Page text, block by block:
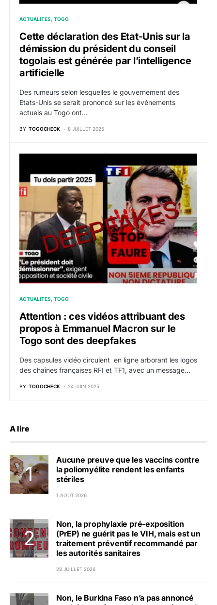
ACTUALITES TOGO
Cette déclaration des Etat-Unis sur la
démission du président du conseil
togolais est générée par l’intelligence
artificielle
Des rumeurs selon lesquelles le gouvernement des
Etats-Unis se serait prononcé sur les événements
actuels au Togo ont…
BY TOGOCHECK 8 JUILLET 2025
ACTUALITES TOGO
Attention : ces vidéos attribuant des
propos à Emmanuel Macron sur le
Togo sont des deepfakes
Des capsules vidéo circulent en ligne arborant les logos
des chaînes françaises RFI et TF1, avec un message…
BY TOGOCHECK 24 JUIN 2025
A lire
Aucune preuve que les vaccins contre
la poliomyélite rendent les enfants
stériles
1 AOÛT 2026
Non, la prophylaxie pré-exposition
(PrEP) ne guérit pas le VIH, mais est un
traitement préventif recommandé par
les autorités sanitaires
28 JUILLET 2026
Non, le Burkina Faso n’a pas annoncé